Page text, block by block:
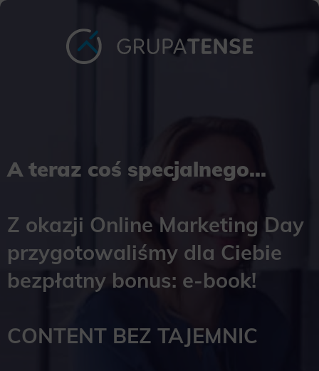
A teraz coś specjalnego...
Z okazji Online Marketing Day
przygotowaliśmy dla Ciebie
bezpłatny bonus: e-book!
CONTENT BEZ TAJEMNIC